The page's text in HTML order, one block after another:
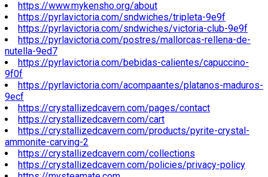
https://www.mykensho.org/about
https://pyrlavictoria.com/sndwiches/tripleta-9e9f
https://pyrlavictoria.com/sndwiches/victoria-club-9e9f
https://pyrlavictoria.com/postres/mallorcas-rellena-de-
nutella-9ed7
https://pyrlavictoria.com/bebidas-calientes/capuccino-
9f0f
https://pyrlavictoria.com/acompaantes/platanos-maduros-
9ecf
https://crystallizedcavern.com/pages/contact
https://crystallizedcavern.com/cart
https://crystallizedcavern.com/products/pyrite-crystal-
ammonite-carving-2
https://crystallizedcavern.com/collections
https://crystallizedcavern.com/policies/privacy-policy